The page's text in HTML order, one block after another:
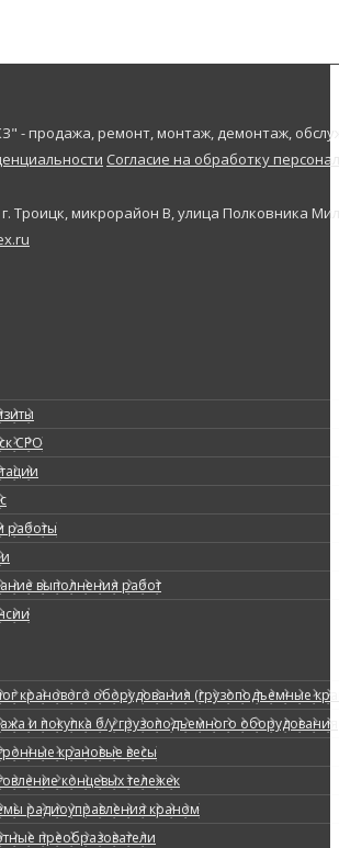
- продажа, ремонт, монтаж, демонтаж,
Согласие на обработку
г. Троицк, микрорайон В, улица Полковника
СРО
работы
выполнения работ
кранового оборудования (грузоподъемные
и покупка б/у грузоподъемного оборудования
крановые весы
концевых тележек
радиоуправления краном
преобразователи